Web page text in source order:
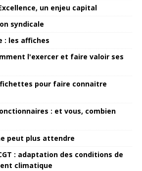
un enjeu capital
syndicale
: les affiches
l'exercer et faire valoir ses
pour faire connaitre
: et vous, combien
peut plus attendre
: adaptation des conditions de
climatique